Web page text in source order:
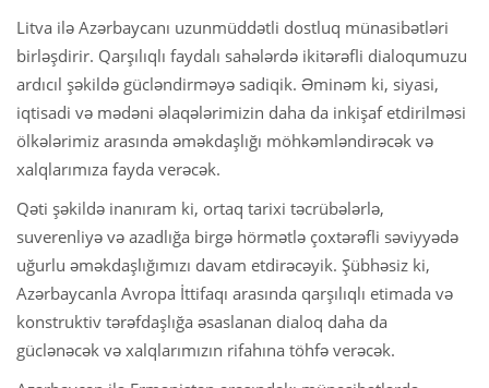
Litva ilə Azərbaycanı uzunmüddətli dostluq münasibətləri
birləşdirir. Qarşılıqlı faydalı sahələrdə ikitərəfli dialoqumuzu
ardıcıl şəkildə gücləndirməyə sadiqik. Əminəm ki, siyasi,
iqtisadi və mədəni əlaqələrimizin daha da inkişaf etdirilməsi
ölkələrimiz arasında əməkdaşlığı möhkəmləndirəcək və
xalqlarımıza fayda verəcək.
Qəti şəkildə inanıram ki, ortaq tarixi təcrübələrlə,
suverenliyə və azadlığa birgə hörmətlə çoxtərəfli səviyyədə
uğurlu əməkdaşlığımızı davam etdirəcəyik. Şübhəsiz ki,
Azərbaycanla Avropa İttifaqı arasında qarşılıqlı etimada və
konstruktiv tərəfdaşlığa əsaslanan dialoq daha da
güclənəcək və xalqlarımızın rifahına töhfə verəcək.